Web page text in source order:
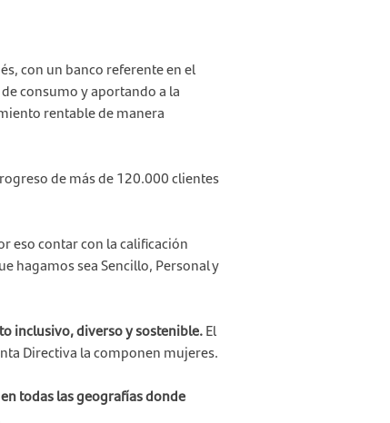
con un banco referente en el
consumo y aportando a la
rentable de manera
de más de 120.000 clientes
eso contar con la calificación
hagamos sea Sencillo, Personal y
inclusivo, diverso y sostenible.El
Directiva la componen mujeres.
todas las geografías donde